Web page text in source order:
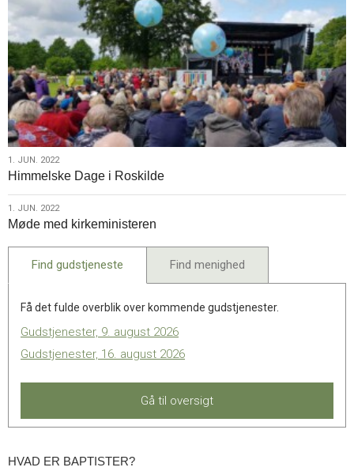
1.
jun.
2022
1. JUN. 2022
Himmelske Dage i Roskilde
1.
jun.
2022
1. JUN. 2022
Møde med kirkeministeren
Find gudstjeneste Find menighed
Få det fulde overblik over kommende gudstjenester.
Gudstjenester, 9. august 2026
Gudstjenester, 16. august 2026
Gå til oversigt
Hvad
HVAD ER BAPTISTER?